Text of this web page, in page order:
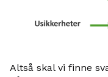
Altså skal vi finne